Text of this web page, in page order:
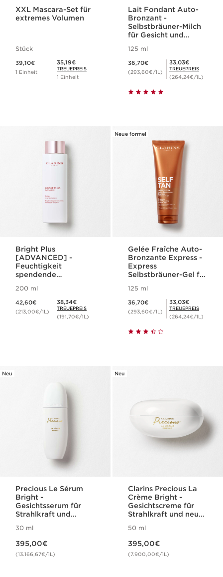
XXL Mascara-Set für
extremes Volumen
Stück
39,10€
1 Einheit
Mitgliederpreis 35,19€
35,19€
TREUEPREIS
1 Einheit
Lait Fondant Auto-
Bronzant -
Selbstbräuner-Milch
für Gesicht und
125 ml
36,70€
(293,60€/1L)
Mitgliederpreis 33,03€
33,03€
TREUEPREIS
(264,24€/1L)
Bright Plus
[ADVANCED] -
Feuchtigkeit
spendende
Pigmentflecken
200 ml
42,60€
(213,00€/1L)
Mitgliederpreis 38,34€
38,34€
TREUEPREIS
(191,70€/1L)
Neue formel
Gelée Fraîche Auto-
Bronzante Express -
Express
Selbstbräuner-Gel für
125 ml
36,70€
(293,60€/1L)
Mitgliederpreis 33,03€
33,03€
TREUEPREIS
(264,24€/1L)
Neu
Precious Le Sérum
Bright -
Gesichtsserum für
Strahlkraft und
30 ml
395,00€
(13.166,67€/1L)
Neu
Clarins Precious La
Crème Bright -
Gesichtscreme für
Strahlkraft und neue
50 ml
395,00€
(7.900,00€/1L)